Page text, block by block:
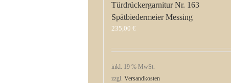
Türdrückergarnitur Nr. 163
Spätbiedermeier Messing
235,00 €
inkl. 19 % MwSt.
zzgl. Versandkosten